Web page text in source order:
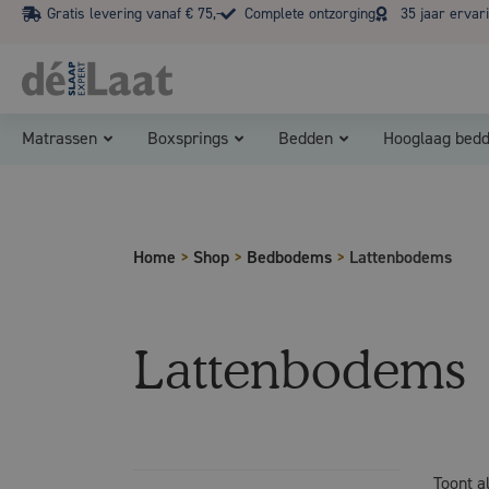
Gratis levering vanaf € 75,- Complete ontzorging 35 jaar
Matrassen Boxsprings Bedden Hooglaag
Home > Shop > Bedbodems > Lattenbodems
Lattenbodems
Toont